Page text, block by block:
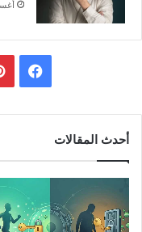
أحدث المقالات